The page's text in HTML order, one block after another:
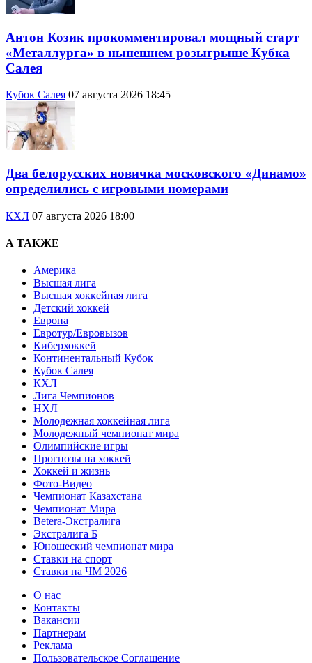
Антон Козик прокомментировал мощный старт
«Металлурга» в нынешнем розыгрыше Кубка
Салея
Кубок Салея 07 августа 2026 18:45
Два белорусских новичка московского «Динамо»
определились с игровыми номерами
КХЛ 07 августа 2026 18:00
А ТАКЖЕ
Америка
Высшая лига
Высшая хоккейная лига
Детский хоккей
Европа
Евротур/Евровызов
Киберхоккей
Континентальный Кубок
Кубок Салея
КХЛ
Лига Чемпионов
НХЛ
Молодежная хоккейная лига
Молодежный чемпионат мира
Олимпийские игры
Прогнозы на хоккей
Хоккей и жизнь
Фото-Видео
Чемпионат Казахстана
Чемпионат Мира
Betera-Экстралига
Экстралига Б
Юношеский чемпионат мира
Ставки на спорт
Ставки на ЧМ 2026
О нас
Контакты
Вакансии
Партнерам
Реклама
Пользовательское Соглашение